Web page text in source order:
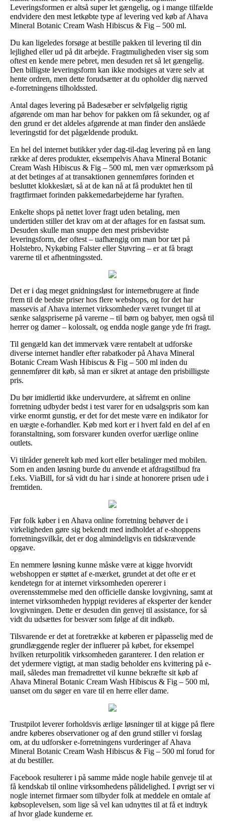
Leveringsformen er altså super let gængelig, og i mange tilfælde
endvidere den mest letkøbte type af levering ved køb af Ahava
Mineral Botanic Cream Wash Hibiscus & Fig – 500 ml.
Du kan ligeledes forsøge at bestille pakken til levering til din
lejlighed eller ud på dit arbejde. Fragtmuligheden viser sig som
oftest en kende mere pebret, men desuden ret så let gængelig.
Den billigste leveringsform kan ikke modsiges at være selv at
hente ordren, men dette forudsætter at du opholder dig nærved
e-forretningens tilholdssted.
Antal dages levering på Badesæber er selvfølgelig rigtig
afgørende om man har behov for pakken om få sekunder, og af
den grund er det aldeles afgørende at man finder den anslåede
leveringstid for det pågældende produkt.
En hel del internet butikker yder dag-til-dag levering på en lang
række af deres produkter, eksempelvis Ahava Mineral Botanic
Cream Wash Hibiscus & Fig – 500 ml, men vær opmærksom på
at det betinges af at transaktionen gennemføres forinden et
besluttet klokkeslæt, så at de kan nå at få produktet hen til
fragtfirmaet forinden pakkemedarbejderne har fyraften.
Enkelte shops på nettet lover fragt uden betaling, men
undertiden stiller det krav om at der aftages for en fastsat sum.
Desuden skulle man snuppe den mest prisbevidste
leveringsform, der oftest – uafhængig om man bor tæt på
Holstebro, Nykøbing Falster eller Støvring – er at få bragt
varerne til et afhentningssted.
Det er i dag meget gnidningsløst for internetbrugere at finde
frem til de bedste priser hos flere webshops, og for det har
massevis af Ahava internet virksomheder været tvunget til at
sænke salgspriserne på varerne – til børn og babyer, men også til
herrer og damer – kolossalt, og endda nogle gange yde fri fragt.
Til gengæld kan det immervæk være rentabelt at udforske
diverse internet handler efter rabatkoder på Ahava Mineral
Botanic Cream Wash Hibiscus & Fig – 500 ml inden du
gennemfører dit køb, så man er sikret at antage den prisbilligste
pris.
Du bør imidlertid ikke undervurdere, at såfremt en online
forretning udbyder bedst i test varer for en udsalgspris som kan
virke enormt gunstig, er det for det meste være en indikator for
en uægte e-forhandler. Køb med kort er i hvert fald en del af en
foranstaltning, som forsvarer kunden overfor uærlige online
outlets.
Vi tilråder generelt køb med kort eller betalinger med mobilen.
Som en anden løsning burde du anvende et afdragstilbud fra
f.eks. ViaBill, for så vidt du har i sinde at honorere prisen ude i
fremtiden.
Før folk køber i en Ahava online forretning behøver de i
virkeligheden gøre sig bekendt med indholdet af e-shoppens
forretningsvilkår, det er dog almindeligvis en tidskrævende
opgave.
En nemmere løsning kunne måske være at kigge hvorvidt
webshoppen er støttet af e-mærket, grundet at det ofte er et
kendetegn for at internet virksomheden opererer i
overensstemmelse med den officielle danske lovgivning, samt at
internet virksomheden hyppigt revideres af eksperter der kender
lovgivningen. Dette er desuden din genvej til assistance, for så
vidt du udsættes for besvær som følge af dit indkøb.
Tilsvarende er det at foretrække at køberen er påpasselig med de
grundlæggende regler der influerer på købet, for eksempel
hvilken returpolitik virksomheden garanterer. I den relation er
det ydermere vigtigt, at man stadig beholder ens kvittering på e-
mail, således man fremadrettet vil kunne bekræfte sit køb af
Ahava Mineral Botanic Cream Wash Hibiscus & Fig – 500 ml,
uanset om du søger en vare til en herre eller dame.
Trustpilot leverer forholdsvis ærlige løsninger til at kigge på flere
andre køberes observationer og af den grund stiller vi forslag
om, at du udforsker e-forretningens vurderinger af Ahava
Mineral Botanic Cream Wash Hibiscus & Fig – 500 ml forud for
at du bestiller.
Facebook resulterer i på samme måde nogle habile genveje til at
få kendskab til online virksomhedens pålidelighed. I øvrigt ser vi
nogle internet firmaer som tilbyder folk at meddele en omtale af
købsoplevelsen, som lige så vel kan udnyttes til at få et indtryk
af hvor glade kunderne er.